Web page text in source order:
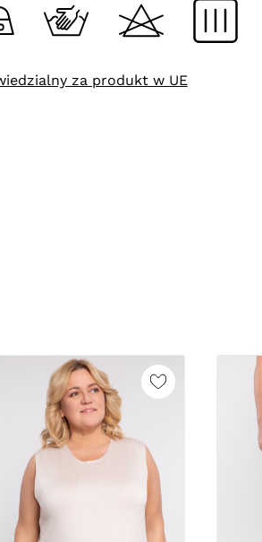
za produkt w UE